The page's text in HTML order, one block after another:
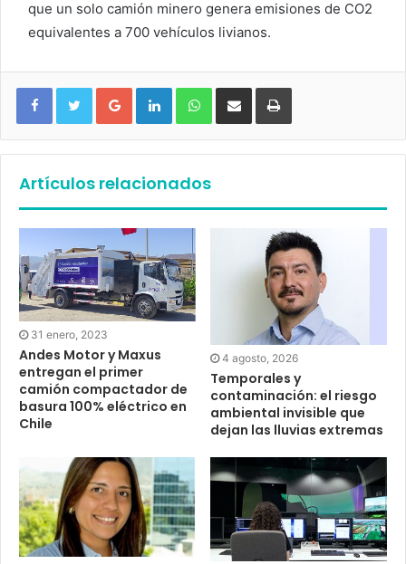
que un solo camión minero genera emisiones de CO2
equivalentes a 700 vehículos livianos.
Google+ LinkedIn WhatsApp
Artículos relacionados
31 enero, 2023
Andes Motor y Maxus
entregan el primer
camión compactador de
basura 100% eléctrico en
Chile
4 agosto, 2026
Temporales y
contaminación: el riesgo
ambiental invisible que
dejan las lluvias extremas